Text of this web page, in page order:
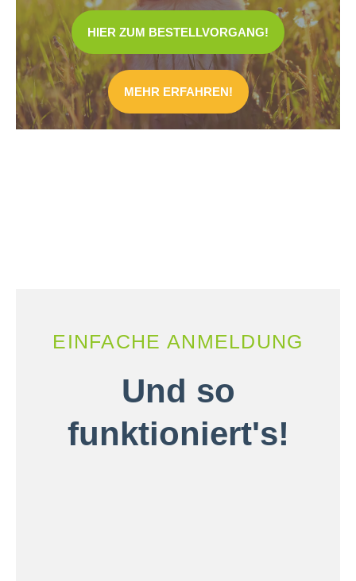
HIER ZUM BESTELLVORGANG!
MEHR ERFAHREN!
EINFACHE ANMELDUNG
Und so
funktioniert's!